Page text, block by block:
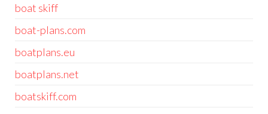
boat skiff
boat-plans.com
boatplans.eu
boatplans.net
boatskiff.com